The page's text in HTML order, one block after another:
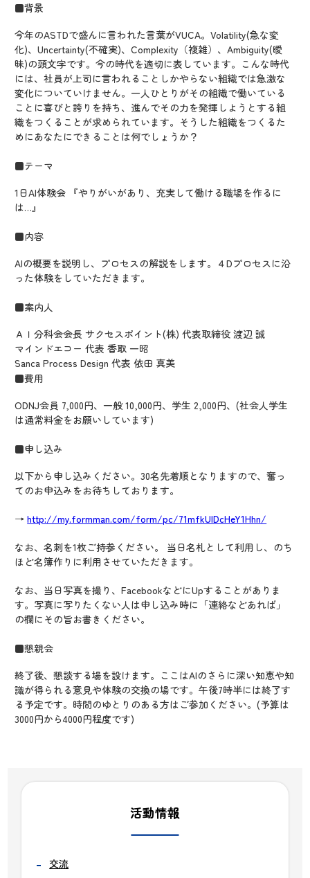
■背景
今年のASTDで盛んに言われた言葉がVUCA。Volatility(急な変
化)、Uncertainty(不確実)、Complexity（複雑）、Ambiguity(曖
昧)の頭文字です。今の時代を適切に表しています。こんな時代
には、社員が上司に言われることしかやらない組織では急激な
変化についていけません。一人ひとりがその組織で働いている
ことに喜びと誇りを持ち、進んでその力を発揮しようとする組
織をつくることが求められています。そうした組織をつくるた
めにあなたにできることは何でしょうか？
■テーマ
1日AI体験会 『やりがいがあり、充実して働ける職場を作るに
は…』
■内容
AIの概要を説明し、プロセスの解説をします。４Dプロセスに沿
った体験をしていただきます。
■案内人
ＡＩ分科会会長 サクセスポイント(株) 代表取締役 渡辺 誠
マインドエコー 代表 香取 一昭
Sanca Process Design 代表 依田 真美
■費用
ODNJ会員 7,000円、一般 10,000円、学生 2,000円、(社会人学生
は通常料金をお願いしています)
■申し込み
以下から申し込みください。30名先着順となりますので、奮っ
てのお申込みをお待ちしております。
→http://my.formman.com/form/pc/71mfkUlDcHeY1Hhn/
なお、名刺を1枚ご持参ください。 当日名札として利用し、のち
ほど名簿作りに利用させていただきます。
なお、当日写真を撮り、FacebookなどにUpすることがありま
す。写真に写りたくない人は申し込み時に「連絡などあれば」
の欄にその旨お書きください。
■懇親会
終了後、懇談する場を設けます。ここはAIのさらに深い知恵や知
識が得られる意見や体験の交換の場です。午後7時半には終了す
る予定です。時間のゆとりのある方はご参加ください。(予算は
3000円から4000円程度です)
活動情報
交流